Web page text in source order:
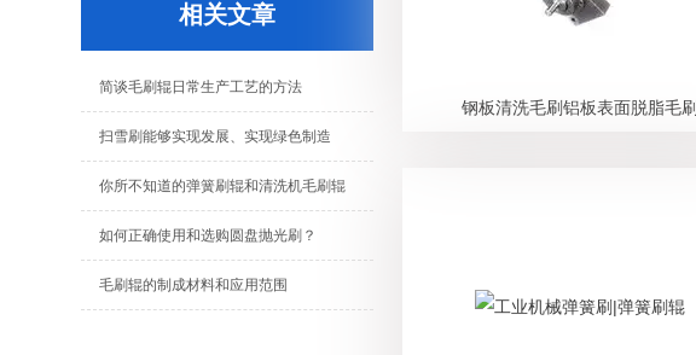
相关文章
简谈毛刷辊日常生产工艺的方法
扫雪刷能够实现发展、实现绿色制造
你所不知道的弹簧刷辊和清洗机毛刷辊
如何正确使用和选购圆盘抛光刷？
毛刷辊的制成材料和应用范围
钢板清洗毛刷铝板表面脱脂毛刷